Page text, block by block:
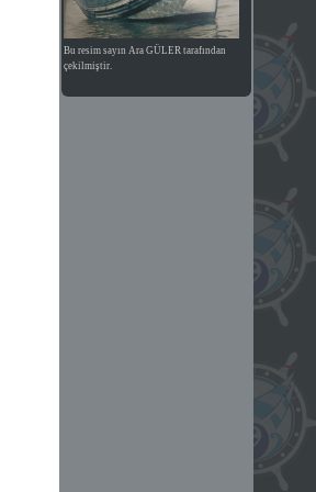
Bu resim sayın Ara GÜLER tarafından
çekilmiştir.